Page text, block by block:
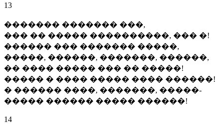
13
������� ������� ���,
��� �� ����� ����������, ��� �!
������ ��� ������� �����,
�����, ������, �������, ������,
�� ���� ����� ��� �� �����!
����� � ���� ����� ���� ������!
� ������ ����, �������, �����-
����� ������ ����� ������!
14